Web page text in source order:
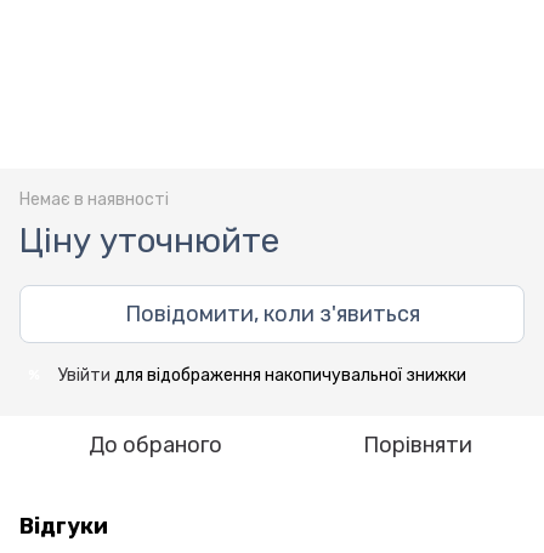
Немає в наявності
Ціну уточнюйте
Повідомити, коли з'явиться
Увійти для відображення накопичувальної знижки
До обраного Порівняти
Відгуки